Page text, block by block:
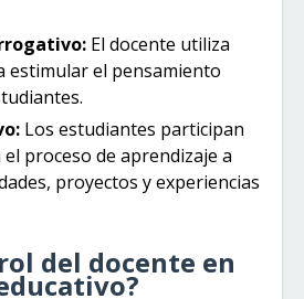
El docente utiliza
estimular el pensamiento
Los estudiantes participan
proceso de aprendizaje a
proyectos y experiencias
del docente en